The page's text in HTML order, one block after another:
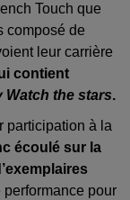
Touch que
composé de
leur carrière
contient
Watch the stars.
participation à la
écoulé sur la
performance pour